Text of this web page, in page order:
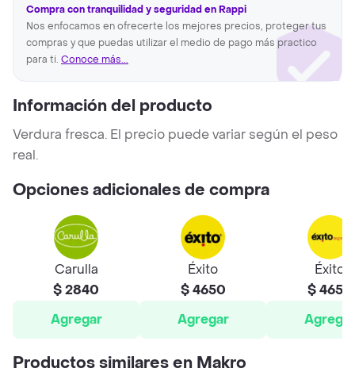
Compra con tranquilidad y seguridad en Rappi
Nos enfocamos en ofrecerte los mejores precios, proteger tus
compras y que puedas utilizar el medio de pago más practico
para ti. Conoce más...
Información del producto
Verdura fresca. El precio puede variar según el peso
real.
Opciones adicionales de compra
Carulla
$ 2840
Agregar
Éxito
$ 4650
Agregar
Éxito
$ 4650
Agregar
Productos similares en Makro